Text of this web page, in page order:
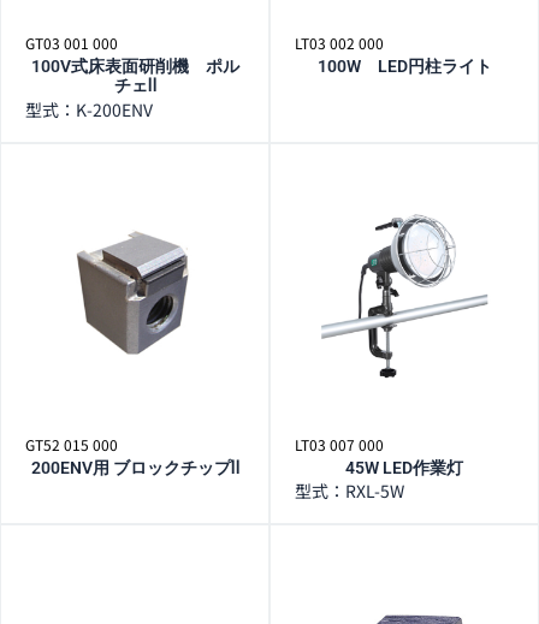
GT03 001 000
100V式床表面研削機 ポル
チェⅡ
型式：K-200ENV
LT03 002 000
100W LED円柱ライト
GT52 015 000
200ENV用 ブロックチップⅡ
LT03 007 000
45W LED作業灯
型式：RXL-5W